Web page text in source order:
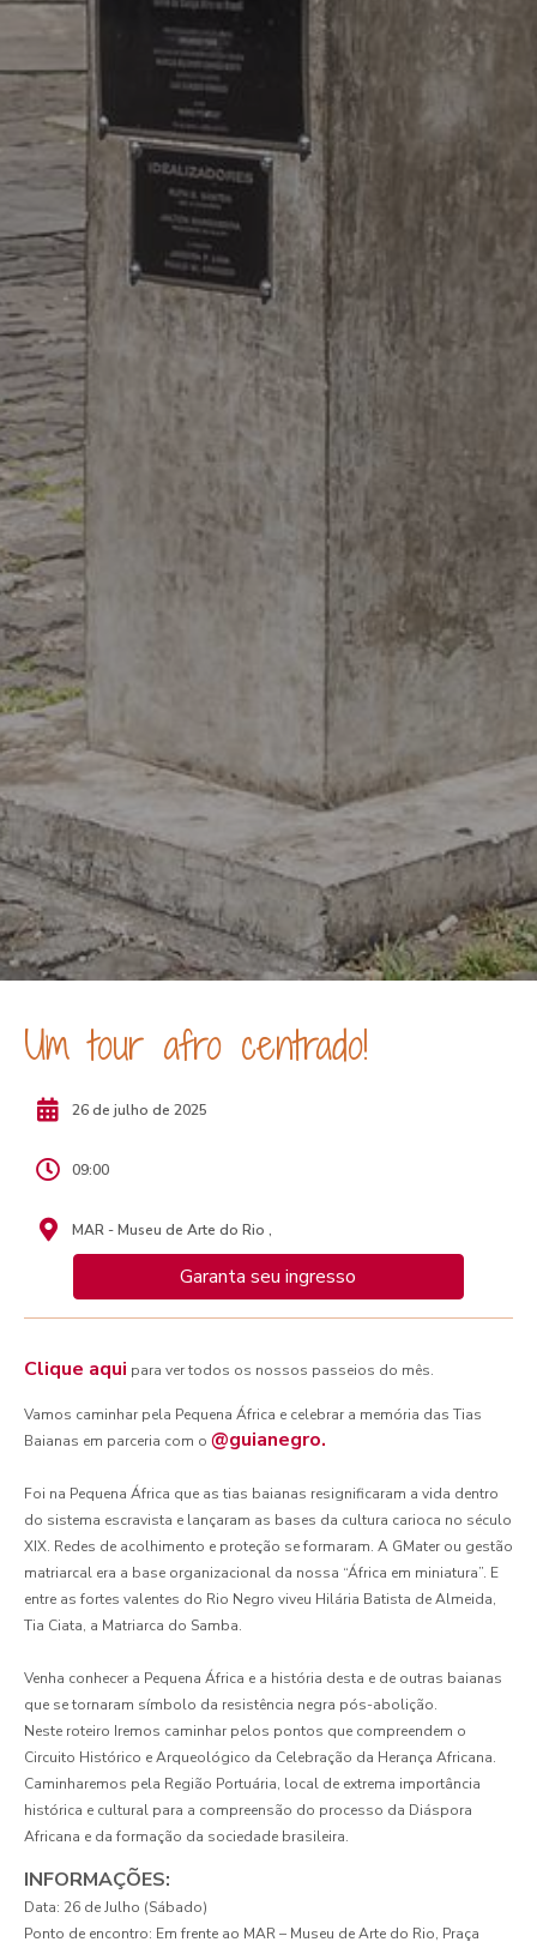
Um tour afro centrado!
26 de julho de 2025
09:00
MAR - Museu de Arte do Rio ,
Garanta seu ingresso
Clique aqui para ver todos os nossos passeios do mês.
Vamos caminhar pela Pequena África e celebrar a memória das Tias
Baianas em parceria com o @guianegro.
Foi na Pequena África que as tias baianas resignificaram a vida dentro
do sistema escravista e lançaram as bases da cultura carioca no século
XIX. Redes de acolhimento e proteção se formaram. A GMater ou gestão
matriarcal era a base organizacional da nossa “África em miniatura”. E
entre as fortes valentes do Rio Negro viveu Hilária Batista de Almeida,
Tia Ciata, a Matriarca do Samba.
Venha conhecer a Pequena África e a história desta e de outras baianas
que se tornaram símbolo da resistência negra pós-abolição.
Neste roteiro Iremos caminhar pelos pontos que compreendem o
Circuito Histórico e Arqueológico da Celebração da Herança Africana.
Caminharemos pela Região Portuária, local de extrema importância
histórica e cultural para a compreensão do processo da Diáspora
Africana e da formação da sociedade brasileira.
INFORMAÇÕES:
Data: 26 de Julho (Sábado)
Ponto de encontro: Em frente ao MAR – Museu de Arte do Rio, Praça